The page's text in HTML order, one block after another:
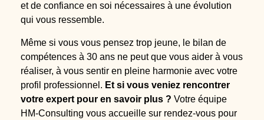
et de confiance en soi nécessaires à une évolution
qui vous ressemble.
Même si vous vous pensez trop jeune, le bilan de
compétences à 30 ans ne peut que vous aider à vous
réaliser, à vous sentir en pleine harmonie avec votre
profil professionnel. Et si vous veniez rencontrer
votre expert pour en savoir plus ? Votre équipe
HM-Consulting vous accueille sur rendez-vous pour